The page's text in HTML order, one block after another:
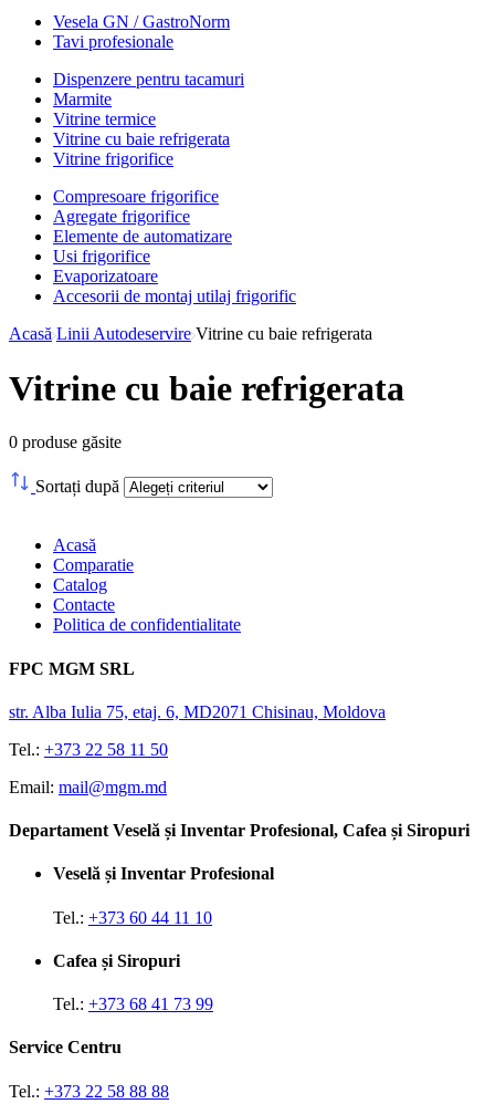
Vesela GN / GastroNorm
Tavi profesionale
Dispenzere pentru tacamuri
Marmite
Vitrine termice
Vitrine cu baie refrigerata
Vitrine frigorifice
Compresoare frigorifice
Agregate frigorifice
Elemente de automatizare
Usi frigorifice
Evaporizatoare
Accesorii de montaj utilaj frigorific
Acasă Linii Autodeservire Vitrine cu baie refrigerata
Vitrine cu baie refrigerata
0 produse găsite
Sortați după
Acasă
Comparatie
Catalog
Contacte
Politica de confidentialitate
FPC MGM SRL
str. Alba Iulia 75, etaj. 6, MD2071 Chisinau, Moldova
Tel.: +373 22 58 11 50
Email: mail@mgm.md
Departament Veselă și Inventar Profesional, Cafea și Siropuri
Veselă și Inventar Profesional
Tel.: +373 60 44 11 10
Cafea și Siropuri
Tel.: +373 68 41 73 99
Service Centru
Tel.: +373 22 58 88 88